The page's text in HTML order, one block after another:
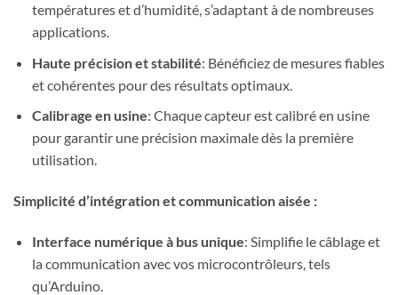
températures et d’humidité, s’adaptant à de nombreuses
applications.
Haute précision et stabilité: Bénéficiez de mesures fiables
et cohérentes pour des résultats optimaux.
Calibrage en usine: Chaque capteur est calibré en usine
pour garantir une précision maximale dès la première
utilisation.
Simplicité d’intégration et communication aisée :
Interface numérique à bus unique: Simplifie le câblage et
la communication avec vos microcontrôleurs, tels
qu’Arduino.